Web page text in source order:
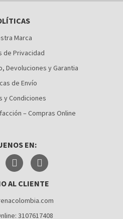
Marca
de Privacidad
Devoluciones y Garantia
de Envío
y Condiciones
– Compras Online
EN:
AL CLIENTE
3107617408